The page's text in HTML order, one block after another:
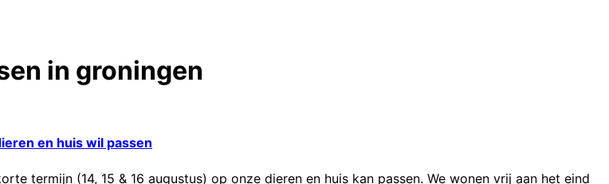
in groningen
en huis wil passen
termijn (14, 15 & 16 augustus) op onze dieren en huis kan passen. We wonen vrij aan het eind